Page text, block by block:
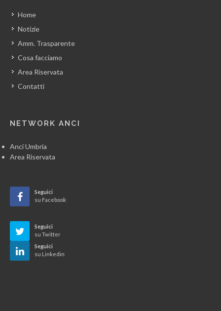
Home
Notizie
Amm. Trasparente
Cosa facciamo
Area Riservata
Contatti
NETWORK ANCI
Anci Umbria
Area Riservata
Seguici
su Facebook
Seguici
su Twitter
Seguici
su Linkedin